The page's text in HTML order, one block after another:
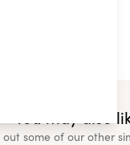
You may also
out some of our other